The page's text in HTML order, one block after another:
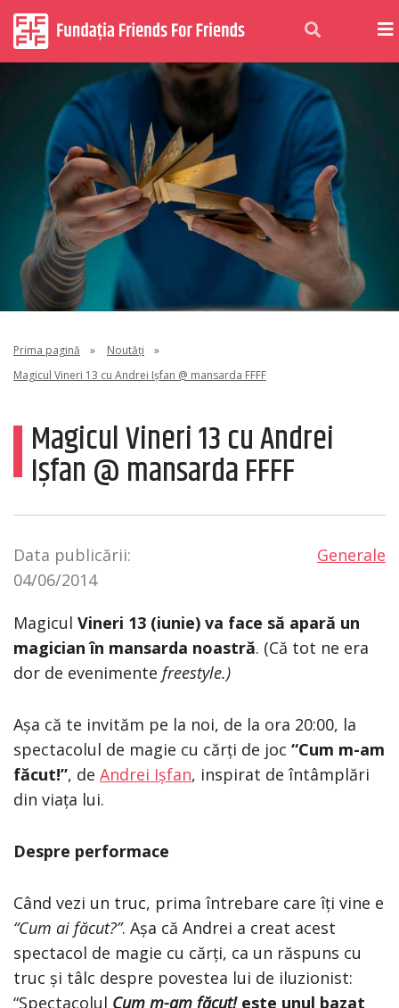
Prima pagină » Noutăți
»
Magicul Vineri 13 cu Andrei Ișfan @ mansarda FFFF
Magicul Vineri 13 cu Andrei
Ișfan @ mansarda FFFF
Data publicării:
04/06/2014
Generale
Magicul Vineri 13 (iunie) va face să apară un
magician în mansarda noastră. (Că tot ne era
dor de evenimente freestyle.)
Așa că te invităm pe la noi, de la ora 20:00, la
spectacolul de magie cu cărți de joc “Cum m-am
făcut!”, de Andrei Ișfan, inspirat de întâmplări
din viața lui.
Despre performace
Când vezi un truc, prima întrebare care îți vine e
“Cum ai făcut?”. Așa că Andrei a creat acest
spectacol de magie cu cărți, ca un răspuns cu
truc și tâlc despre povestea lui de iluzionist:
“Spectacolul Cum m-am făcut! este unul bazat